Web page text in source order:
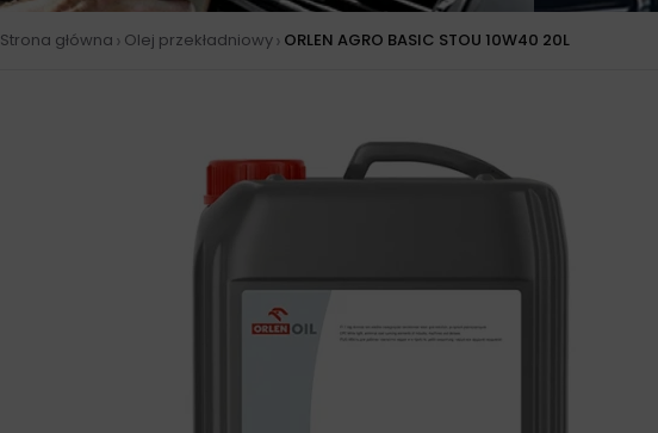
Strona główna › Olej przekładniowy› ORLEN AGRO BASIC STOU 10W40 20L